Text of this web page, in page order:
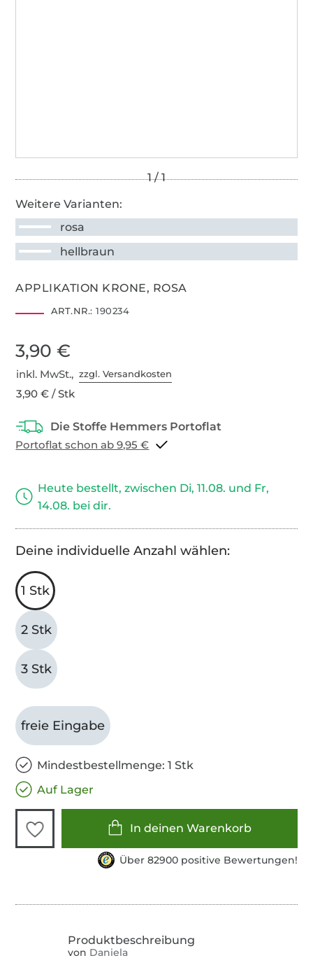
Weitere Varianten:
rosa
hellbraun
APPLIKATION KRONE, ROSA
ART.NR.: 190234
3,90 €
inkl. MwSt.,zzgl. Versandkosten
3,90 € / Stk
Portoflat schon ab 9,95 €
Heute bestellt, zwischen Di, 11.08. und Fr,
14.08. bei dir.
Deine individuelle Anzahl wählen:
1 Stk
2 Stk
3 Stk
freie Eingabe
Mindestbestellmenge: 1 Stk
Auf Lager
In deinen Warenkorb
Über 82900 positive Bewertungen!
von Daniela